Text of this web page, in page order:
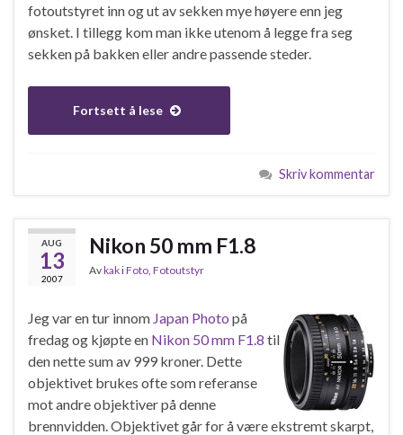
fotoutstyret inn og ut av sekken mye høyere enn jeg
ønsket. I tillegg kom man ikke utenom å legge fra seg
sekken på bakken eller andre passende steder.
Fortsett å lese
Skriv kommentar
AUG
13
2007
Nikon 50 mm F1.8
AvkakiFoto Fotoutstyr
Jeg var en tur innom Japan Photo på
fredag og kjøpte en Nikon 50 mm F1.8 til
den nette sum av 999 kroner. Dette
objektivet brukes ofte som referanse
mot andre objektiver på denne
brennvidden. Objektivet går for å være ekstremt skarpt,